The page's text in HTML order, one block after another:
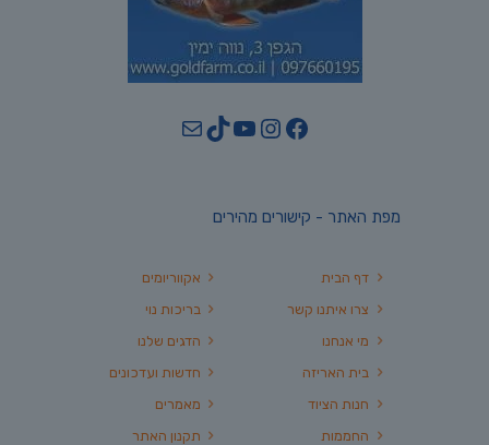
Facebook
Instagram
YouTube
TikTok
Mail
מפת האתר - קישורים מהירים
אקווריומים
בריכות נוי
הדגים שלנו
חדשות ועדכונים
מאמרים
תקנון האתר
דף הבית
צרו איתנו קשר
מי אנחנו
בית האריזה
חנות הציוד
החממות